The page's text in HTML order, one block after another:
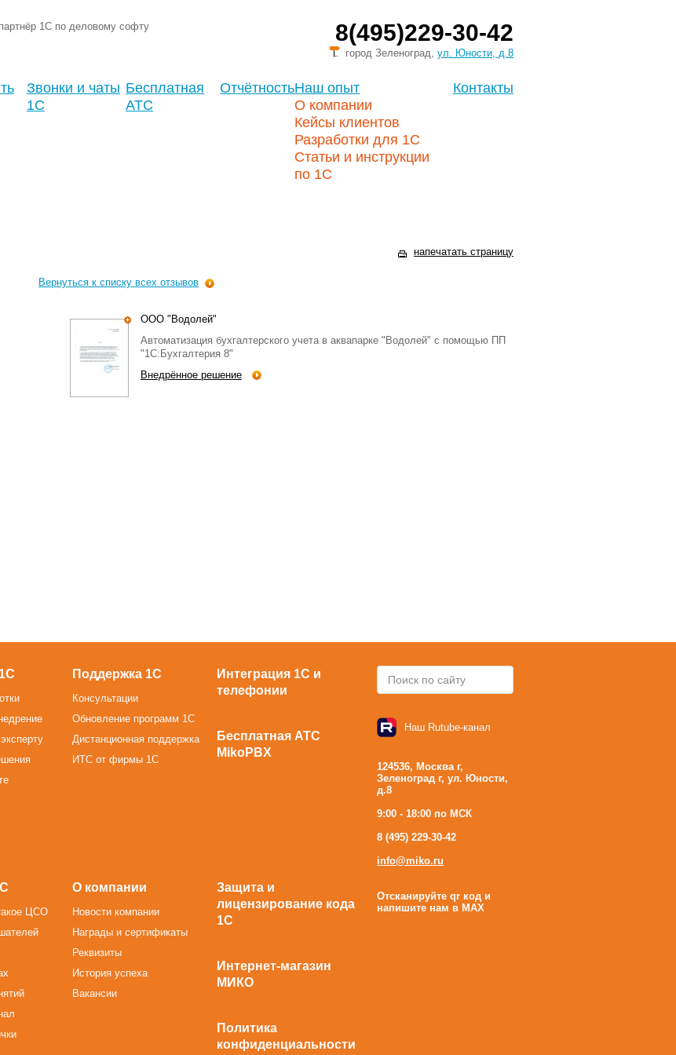
1С по деловому софту 8(495)229-30-42
город Зеленоград, ул. Юности, д.8
Звонки и чаты
1С
Бесплатная
АТС
ОтчётностьНаш опыт
О компании
Кейсы клиентов
Разработки для 1С
Статьи и инструкции
по 1С
Контакты
напечатать страницу
Вернуться к списку всех отзывов
ООО "Водолей"
Автоматизация бухгалтерского учета в аквапарке "Водолей" с помощью ПП
"1С:Бухгалтерия 8"
Внедрённое решение
Поддержка 1С
Консультации
Обновление программ 1С
Дистанционная поддержка
ИТС от фирмы 1С
Интеграция 1С и
телефонии
Бесплатная АТС
MikoPBX
ЦСО
О компании
Новости компании
Награды и сертификаты
Реквизиты
История успеха
Вакансии
Защита и
лицензирование кода
1С
Интернет-магазин
МИКО
Политика
конфиденциальности
Наш Rutube-канал
124536, Москва г,
Зеленоград г, ул. Юности,
д.8
9:00 - 18:00 по МСК
8 (495) 229-30-42
info@miko.ru
Отсканируйте qr код и
напишите нам в MAX